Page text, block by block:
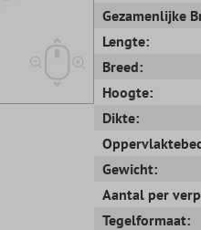
Gezamenlijke
Lengte:
Breed:
Hoogte:
Dikte:
Gewicht:
Aantal per
Tegelformaat: